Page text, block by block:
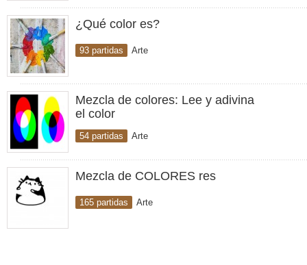
¿Qué color es?
93 partidas Arte
Mezcla de colores: Lee y adivina
el color
54 partidas Arte
Mezcla de COLORES res
165 partidas Arte